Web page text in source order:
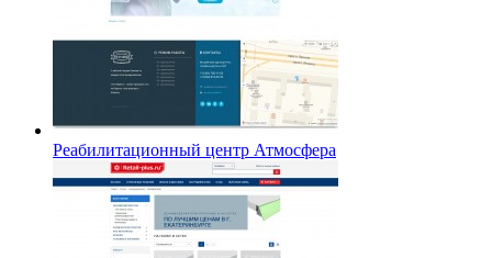
Реабилитационный центр Атмосфера